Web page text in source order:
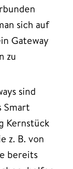
sich auf
Gateway
zu
sind
Smart
Kernstück
z. B. von
bereits